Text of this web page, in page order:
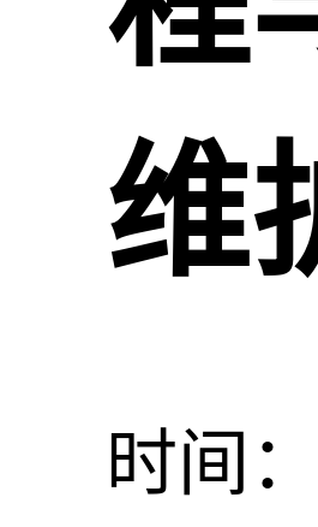
维
时间